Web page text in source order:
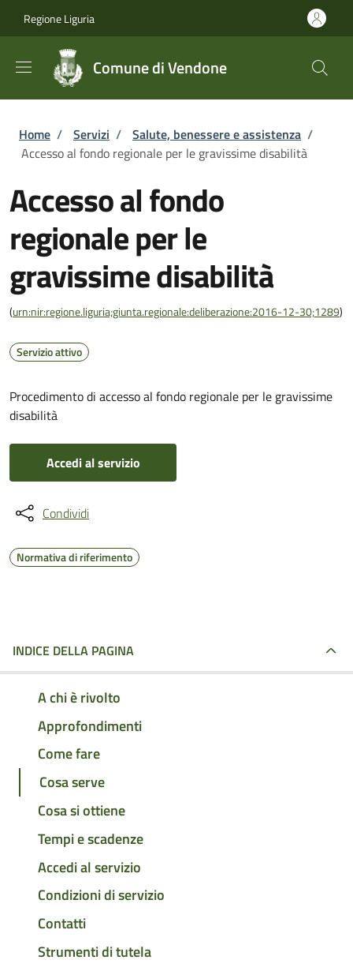
Regione Liguria
Comune di Vendone
Briciole di pane
Home / Servizi / Salute, benessere e assistenza /
Accesso al fondo regionale per le gravissime disabilità
Accesso al fondo
regionale per le
gravissime disabilità
(urn:nir:regione.liguria;giunta.regionale:deliberazione:2016-12-30;1289)
Servizio attivo
Procedimento di accesso al fondo regionale per le gravissime
disabilità
Accedi al servizio
Condividi
Normativa di riferimento
INDICE DELLA PAGINA
A chi è rivolto
Approfondimenti
Come fare
Cosa serve
Cosa si ottiene
Tempi e scadenze
Accedi al servizio
Condizioni di servizio
Contatti
Strumenti di tutela